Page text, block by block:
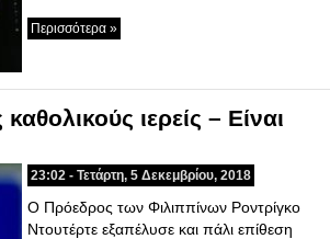
Περισσότερα »
ιερείς – Eίναι
23:02 - Τετάρτη, 5 Δεκεμβρίου, 2018
Ο Πρόεδρος των Φιλιππίνων Ροντρίγκο
Ντουτέρτε εξαπέλυσε και πάλι επίθεση